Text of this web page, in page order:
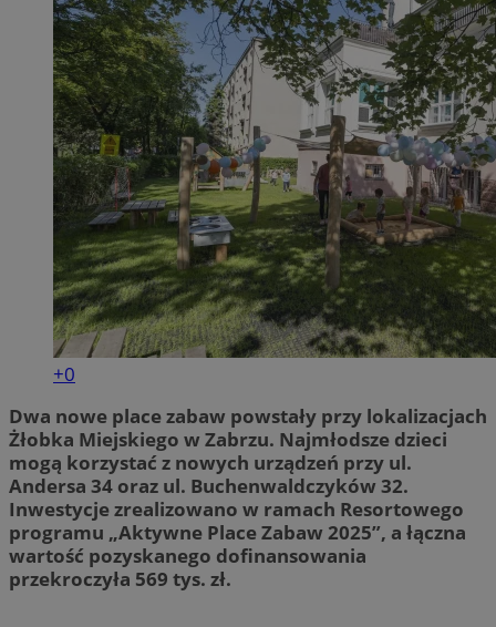
+0
Dwa nowe place zabaw powstały przy lokalizacjach
Żłobka Miejskiego w Zabrzu. Najmłodsze dzieci
mogą korzystać z nowych urządzeń przy ul.
Andersa 34 oraz ul. Buchenwaldczyków 32.
Inwestycje zrealizowano w ramach Resortowego
programu „Aktywne Place Zabaw 2025”, a łączna
wartość pozyskanego dofinansowania
przekroczyła 569 tys. zł.